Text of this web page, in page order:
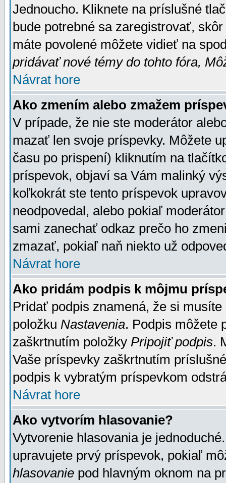
Jednoucho. Kliknete na príslušné
bude potrebné sa zaregistrovať,
máte povolené môžete vidieť na
pridávať nové témy do tohto fóra,
Návrat hore
Ako zmením alebo zmažem
V prípade, že nie ste moderátor
mazať len svoje príspevky. Môžete
času po prispení) kliknutím na
príspevok, objaví sa Vám malinký
koľkokrát ste tento príspevok
neodpovedal, alebo pokiaľ
sami zanechať odkaz prečo ho
zmazať, pokiaľ naň niekto už
Návrat hore
Ako pridám podpis k môjmu
Pridať podpis znamená, že si
položku Nastavenia. Podpis môžete
zaškrtnutím položky Pripojiť podpis.
Vaše príspevky zaškrtnutím
podpis k vybratým príspevkom
Návrat hore
Ako vytvorím hlasovanie?
Vytvorenie hlasovania je
upravujete prvý príspevok, pokiaľ
hlasovanie pod hlavným oknom na